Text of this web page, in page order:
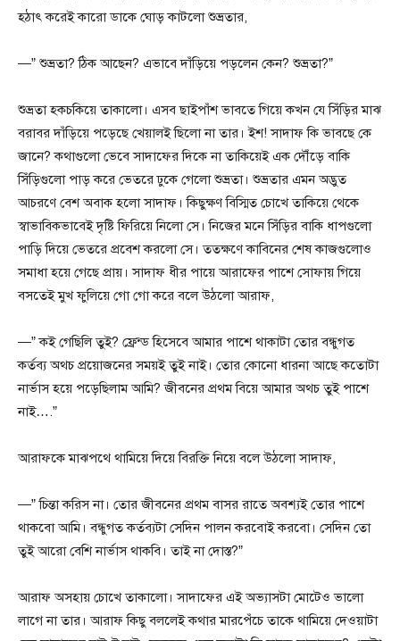
হঠাৎ করেই কারো ডাকে ঘোড় কাটলো শুভ্রতার,
—” শুভ্রতা? ঠিক আছেন? এভাবে দাঁড়িয়ে পড়লেন কেন? শুভ্রতা?”
শুভ্রতা হকচকিয়ে তাকালো। এসব ছাইপাঁশ ভাবতে গিয়ে কখন যে সিঁড়ির মাঝ
বরাবর দাঁড়িয়ে পড়েছে খেয়ালই ছিলো না তার। ইশ! সাদাফ কি ভাবছে কে
জানে? কথাগুলো ভেবে সাদাফের দিকে না তাকিয়েই এক দৌঁড়ে বাকি
সিঁড়িগুলো পাড় করে ভেতরে ঢুকে গেলো শুভ্রতা। শুভ্রতার এমন অদ্ভুত
আচরণে বেশ অবাক হলো সাদাফ। কিছুক্ষণ বিস্মিত চোখে তাকিয়ে থেকে
স্বাভাবিকভাবেই দৃষ্টি ফিরিয়ে নিলো সে। নিজের মনে সিঁড়ির বাকি ধাপগুলো
পাড়ি দিয়ে ভেতরে প্রবেশ করলো সে। ততক্ষণে কাবিনের শেষ কাজগুলোও
সমাধা হয়ে গেছে প্রায়। সাদাফ ধীর পায়ে আরাফের পাশে সোফায় গিয়ে
বসতেই মুখ ফুলিয়ে গো গো করে বলে উঠলো আরাফ,
—” কই গেছিলি তুই? ফ্রেন্ড হিসেবে আমার পাশে থাকাটা তোর বন্ধুগত
কর্তব্য অথচ প্রয়োজনের সময়ই তুই নাই। তোর কোনো ধারনা আছে কতোটা
নার্ভাস হয়ে পড়েছিলাম আমি? জীবনের প্রথম বিয়ে আমার অথচ তুই পাশে
নাই….”
আরাফকে মাঝপথে থামিয়ে দিয়ে বিরক্তি নিয়ে বলে উঠলো সাদাফ,
—” চিন্তা করিস না। তোর জীবনের প্রথম বাসর রাতে অবশ্যই তোর পাশে
থাকবো আমি। বন্ধুগত কর্তব্যটা সেদিন পালন করবোই করবো। সেদিন তো
তুই আরো বেশি নার্ভাস থাকবি। তাই না দোস্ত?”
আরাফ অসহায় চোখে তাকালো। সাদাফের এই অভ্যাসটা মোটেও ভালো
লাগে না তার। আরাফ কিছু বললেই কথার মারপেঁচে তাকে থামিয়ে দেওয়াটা